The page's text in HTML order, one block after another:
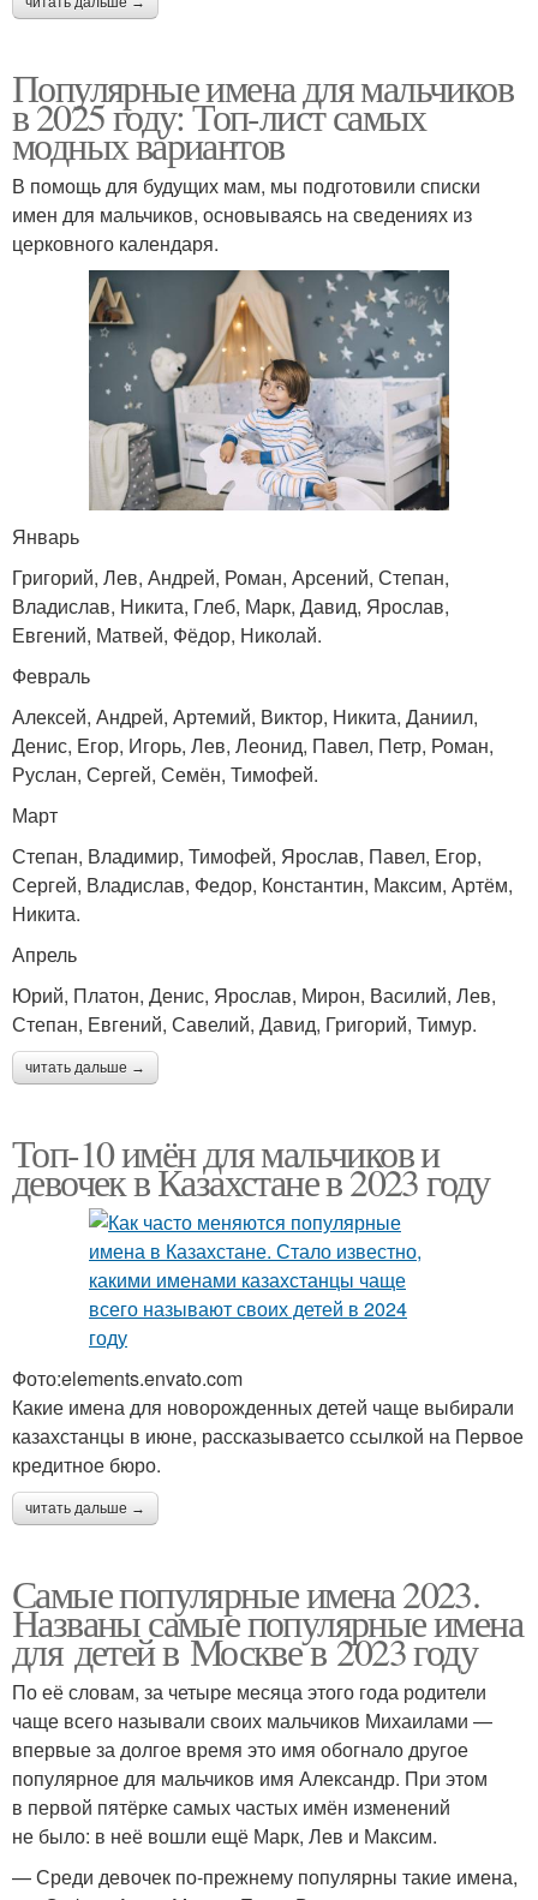
Популярные имена для мальчиков
в 2025 году: Топ-лист самых
модных вариантов
В помощь для будущих мам, мы подготовили списки
имен для мальчиков, основываясь на сведениях из
церковного календаря.
Январь
Григорий, Лев, Андрей, Роман, Арсений, Степан,
Владислав, Никита, Глеб, Марк, Давид, Ярослав,
Евгений, Матвей, Фёдор, Николай.
Февраль
Алексей, Андрей, Артемий, Виктор, Никита, Даниил,
Денис, Егор, Игорь, Лев, Леонид, Павел, Петр, Роман,
Руслан, Сергей, Семён, Тимофей.
Март
Степан, Владимир, Тимофей, Ярослав, Павел, Егор,
Сергей, Владислав, Федор, Константин, Максим, Артём,
Никита.
Апрель
Юрий, Платон, Денис, Ярослав, Мирон, Василий, Лев,
Степан, Евгений, Савелий, Давид, Григорий, Тимур.
читать дальше →
Топ-10 имён для мальчиков и
девочек в Казахстане в 2023 году
Фото:elements.envato.com
Какие имена для новорожденных детей чаще выбирали
казахстанцы в июне, рассказываетсо ссылкой на Первое
кредитное бюро.
читать дальше →
Самые популярные имена 2023.
Названы самые популярные имена
для детей в Москве в 2023 году
По её словам, за четыре месяца этого года родители
чаще всего называли своих мальчиков Михаилами —
впервые за долгое время это имя обогнало другое
популярное для мальчиков имя Александр. При этом
в первой пятёрке самых частых имён изменений
не было: в неё вошли ещё Марк, Лев и Максим.
— Среди девочек по-прежнему популярны такие имена,